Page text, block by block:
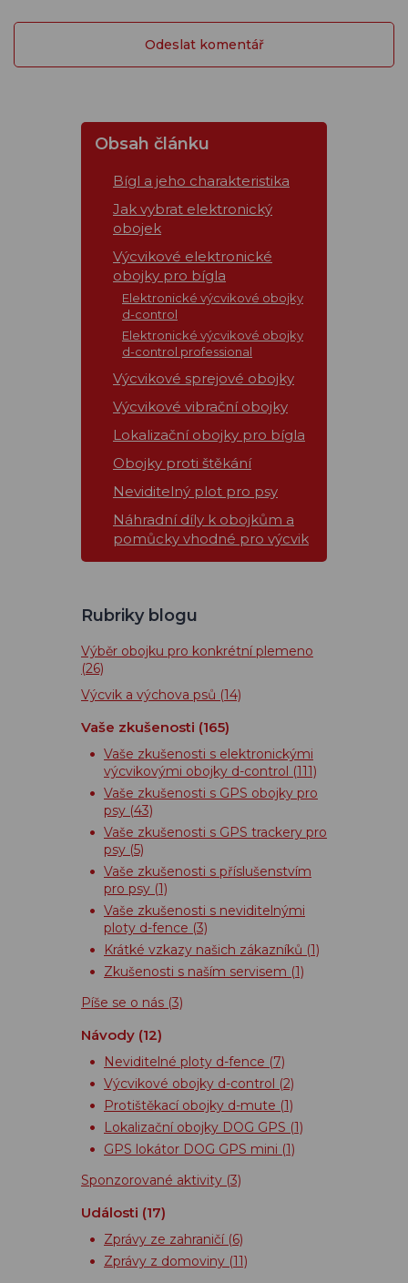
Obsah článku
Bígl a jeho charakteristika
Jak vybrat elektronický
obojek
Výcvikové elektronické
obojky pro bígla
Elektronické výcvikové obojky
d-control
Elektronické výcvikové obojky
d-control professional
Výcvikové sprejové obojky
Výcvikové vibrační obojky
Lokalizační obojky pro bígla
Obojky proti štěkání
Neviditelný plot pro psy
Náhradní díly k obojkům a
pomůcky vhodné pro výcvik
Rubriky blogu
Výběr obojku pro konkrétní plemeno
(26)
Výcvik a výchova psů (14)
Vaše zkušenosti (165)
Vaše zkušenosti s elektronickými
výcvikovými obojky d-control (111)
Vaše zkušenosti s GPS obojky pro
psy (43)
Vaše zkušenosti s GPS trackery pro
psy (5)
Vaše zkušenosti s příslušenstvím
pro psy (1)
Vaše zkušenosti s neviditelnými
ploty d-fence (3)
Krátké vzkazy našich zákazníků (1)
Zkušenosti s naším servisem (1)
Píše se o nás (3)
Návody (12)
Neviditelné ploty d-fence (7)
Výcvikové obojky d-control (2)
Protištěkací obojky d-mute (1)
Lokalizační obojky DOG GPS (1)
GPS lokátor DOG GPS mini (1)
Sponzorované aktivity (3)
Události (17)
Zprávy ze zahraničí (6)
Zprávy z domoviny (11)